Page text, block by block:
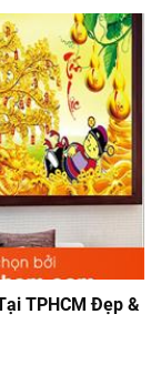
TPHCM Đẹp &